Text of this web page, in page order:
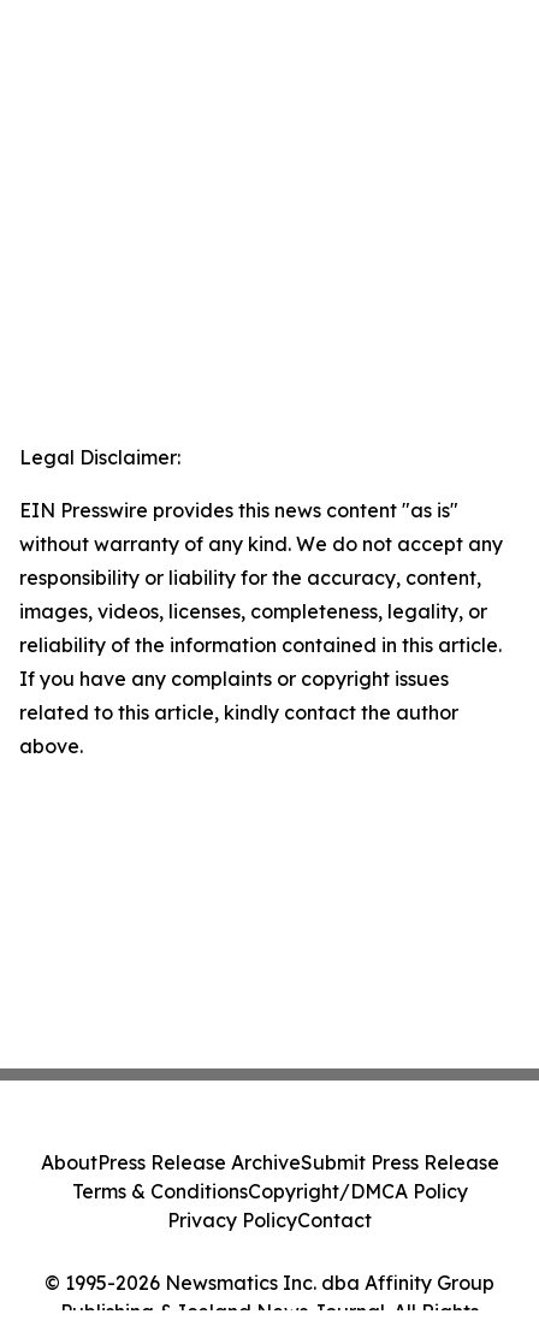
Legal Disclaimer:
EIN Presswire provides this news content "as is"
without warranty of any kind. We do not accept any
responsibility or liability for the accuracy, content,
images, videos, licenses, completeness, legality, or
reliability of the information contained in this article.
If you have any complaints or copyright issues
related to this article, kindly contact the author
above.
© 1995-2026 Newsmatics Inc. dba Affinity Group
Publishing & Iceland News Journal. All Rights
AboutPress Release ArchiveSubmit Press Release
Terms & ConditionsCopyright/DMCA Policy
Privacy PolicyContact